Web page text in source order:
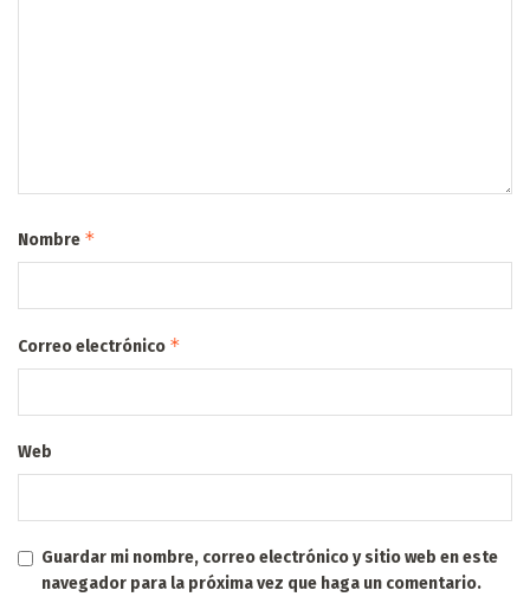
Nombre *
Correo electrónico *
Web
Guardar mi nombre, correo electrónico y sitio web en este
navegador para la próxima vez que haga un comentario.